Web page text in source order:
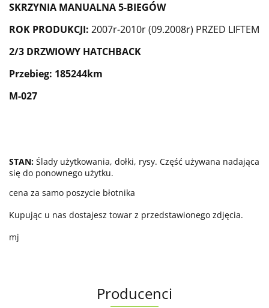
SKRZYNIA MANUALNA 5-BIEGÓW
ROK PRODUKCJI: 2007r-2010r (09.2008r) PRZED LIFTEM
2/3 DRZWIOWY HATCHBACK
Przebieg: 185244km
M-027
STAN: Ślady użytkowania, dołki, rysy. Część używana nadająca
się do ponownego użytku.
cena za samo poszycie błotnika
Kupując u nas dostajesz towar z przedstawionego zdjęcia.
mj
Producenci